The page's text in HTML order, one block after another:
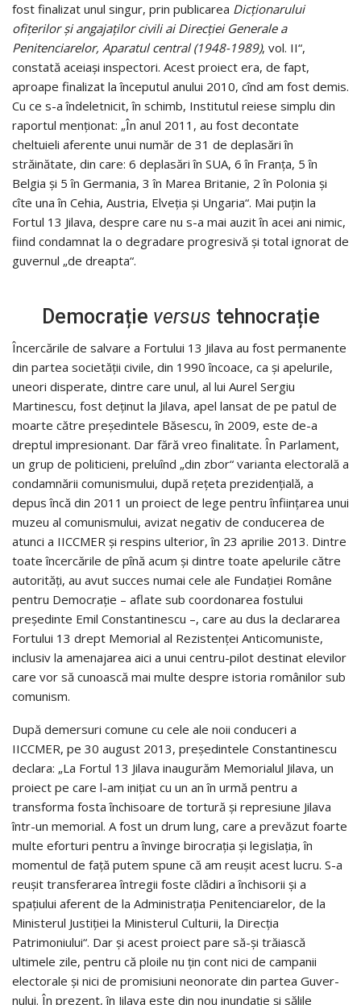
fost finalizat unul singur, prin publicarea Dicţionarului
ofiţerilor şi angajaţilor civili ai Direcţiei Generale a
Penitenciarelor, Aparatul central (1948-1989), vol. II“,
constată aceiași inspectori. Acest proiect era, de fapt,
aproape finalizat la începutul anului 2010, cînd am fost demis.
Cu ce s-a îndeletnicit, în schimb, Institutul reiese simplu din
raportul menționat: „În anul 2011, au fost decontate
cheltuieli aferente unui număr de 31 de deplasări în
străinătate, din care: 6 deplasări în SUA, 6 în Franţa, 5 în
Belgia şi 5 în Germania, 3 în Marea Britanie, 2 în Polonia şi
cîte una în Cehia, Austria, Elveţia şi Ungaria“. Mai puțin la
Fortul 13 Jilava, despre care nu s-a mai auzit în acei ani nimic,
fiind condamnat la o degradare progresivă și total ignorat de
guvernul „de dreapta“.
Democrație versus tehnocrație
Încercările de salvare a Fortului 13 Jilava au fost permanente
din partea societății civile, din 1990 încoace, ca și apelurile,
uneori disperate, dintre care unul, al lui Aurel Sergiu
Martinescu, fost deținut la Jilava, apel lansat de pe patul de
moarte către președintele Băsescu, în 2009, este de-a
dreptul impresionant. Dar fără vreo finalitate. În Parlament,
un grup de politicieni, preluînd „din zbor“ varianta electorală a
condamnării comunismului, după rețeta prezidențială, a
depus încă din 2011 un proiect de lege pentru înființarea unui
muzeu al comunismului, avizat negativ de conducerea de
atunci a IICCMER și respins ulterior, în 23 aprilie 2013. Dintre
toate încercările de pînă acum şi dintre toate apelurile către
autorități, au avut succes numai cele ale Fundației Române
pentru Democrație – aflate sub coordonarea fostului
președinte Emil Constantinescu –, care au dus la declararea
Fortului 13 drept Memorial al Rezistenței Anticomuniste,
inclusiv la amenajarea aici a unui centru-pilot destinat elevilor
care vor să cunoască mai multe despre istoria românilor sub
comunism.
După demersuri comune cu cele ale noii conduceri a
IICCMER, pe 30 august 2013, președintele Constantinescu
declara: „La Fortul 13 Jilava inaugurăm Memorialul Jilava, un
proiect pe care l-am iniţiat cu un an în urmă pentru a
transforma fosta închisoare de tortură şi represiune Jilava
într-un memorial. A fost un drum lung, care a prevăzut foarte
multe eforturi pentru a învinge birocraţia şi legislaţia, în
momentul de faţă putem spune că am reuşit acest lucru. S-a
reuşit transferarea întregii foste clădiri a închisorii şi a
spaţiului aferent de la Administraţia Penitenciarelor, de la
Ministerul Justiţiei la Ministerul Culturii, la Direcţia
Patrimoniului“. Dar și acest proiect pare să-și trăiască
ultimele zile, pentru că ploile nu țin cont nici de campanii
electorale și nici de promisiuni neonorate din partea Guver­
nului. În prezent, în Jilava este din nou inundație și sălile